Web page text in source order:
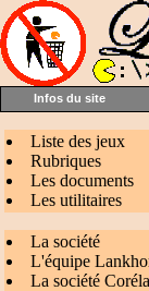
Infos du site
Liste des jeux
Rubriques
Les documents
Les utilitaires
La société
L'équipe
La société